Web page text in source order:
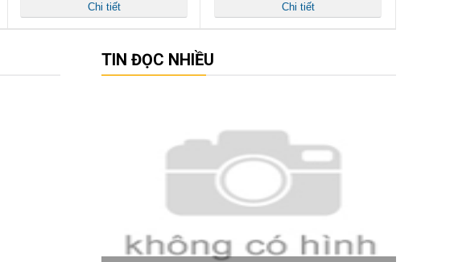
Chi tiết Chi tiết
TIN ĐỌC NHIỀU